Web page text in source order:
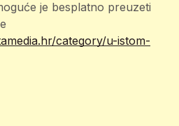
je besplatno preuzeti
category/u-istom-